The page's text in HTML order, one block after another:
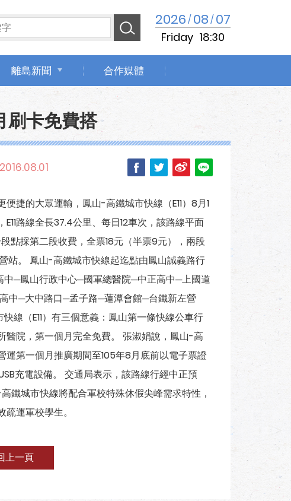
2026/08/07
Friday 18:30
離島新聞 合作媒體
刷卡免費搭
2016.08.01
捷的大眾運輸，鳳山-高鐵城市快線（E11）8月1
路線全長37.4公里、每日12車次，該路線平面
點採第二段收費，全票18元（半票9元），兩段
站。 鳳山-高鐵城市快線起迄點由鳳山誠義路行
─鳳山行政中心─國軍總醫院─中正高中─上國道
中─大中路口─孟子路─蓮潭會館─台鐵新左營
線（E11）有三個意義：鳳山第一條快線公車行
院，第一個月完全免費。 張淑娟說，鳳山-高
第一個月推廣期間至105年8月底前以電子票證
充電設備。 交通局表示，該路線行經中正預
鐵城市快線將配合軍校特殊休假尖峰需求特性，
運軍校學生。
上一頁